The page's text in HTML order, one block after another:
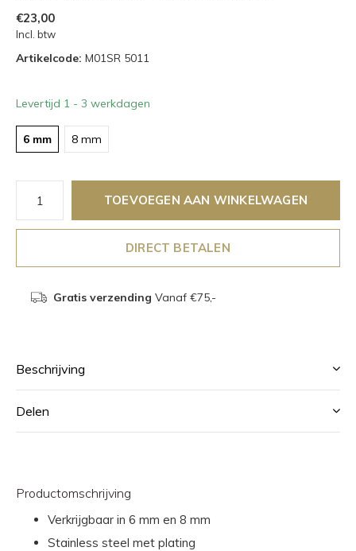
€23,00
Incl. btw
Artikelcode: M01SR 5011
Levertijd 1 - 3 werkdagen
6 mm 8 mm
TOEVOEGEN AAN WINKELWAGEN
DIRECT BETALEN
Gratis verzending Vanaf €75,-
Beschrijving
Delen
Productomschrijving
Verkrijgbaar in 6 mm en 8 mm
Stainless steel met plating